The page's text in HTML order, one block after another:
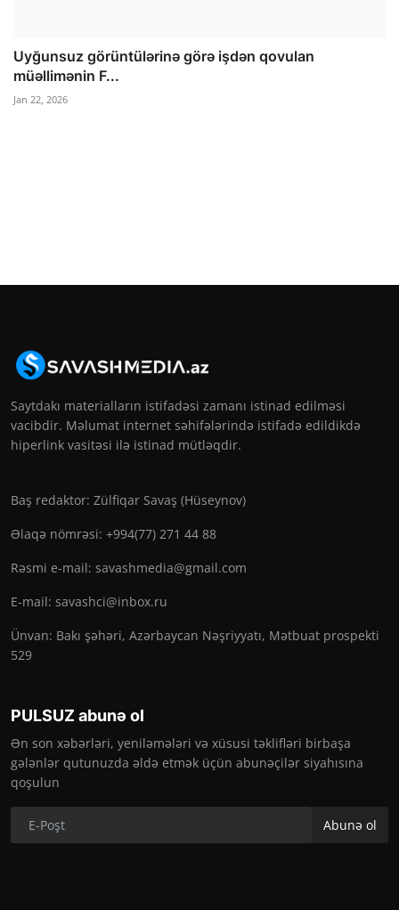
Uyğunsuz görüntülərinə görə işdən qovulan
müəllimənin F...
Jan 22, 2026
Saytdakı materialların istifadəsi zamanı istinad edilməsi
vacibdir. Məlumat internet səhifələrində istifadə edildikdə
hiperlink vasitəsi ilə istinad mütləqdir.
Baş redaktor: Zülfiqar Savaş (Hüseynov)
Əlaqə nömrəsi: +994(77) 271 44 88
Rəsmi e-mail: savashmedia@gmail.com
E-mail: savashci@inbox.ru
Ünvan: Bakı şəhəri, Azərbaycan Nəşriyyatı, Mətbuat prospekti
529
PULSUZ abunə ol
Ən son xəbərləri, yeniləmələri və xüsusi təklifləri birbaşa
gələnlər qutunuzda əldə etmək üçün abunəçilər siyahısına
qoşulun
Abunə ol